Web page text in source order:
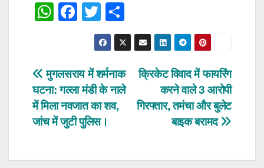
W
s
A
p
p
F
e
b
o
o
T
wi
tt
er
h
ar
e
Post
navigation
क्रिकेट विवाद में फायरिंग
करने वाले 3 आरोपी
गिरफ्तार, तमंचा और बुलेट
बाइक बरामद
मुगलसराय में शर्मनाक
घटना: गल्ला मंडी के नाले
में मिला नवजात का शव,
जांच में जुटी पुलिस।